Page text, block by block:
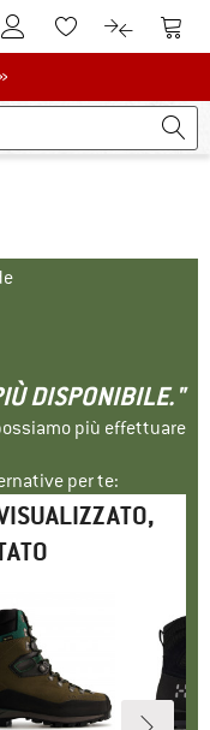
Al conto clienteAlla lista
Al Al
DISPONIBILE."
più effettuare
per te: